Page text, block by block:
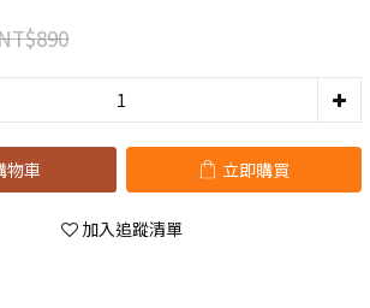
物車 立即購買
加入追蹤清單